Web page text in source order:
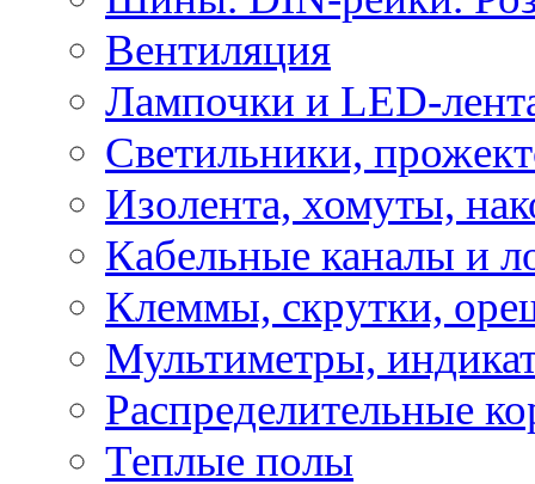
Вентиляция
Лампочки и LED-
Светильники,
Изолента, хомуты,
Кабельные каналы и
Клеммы, скрутки,
Мультиметры,
Распределительные
Теплые полы